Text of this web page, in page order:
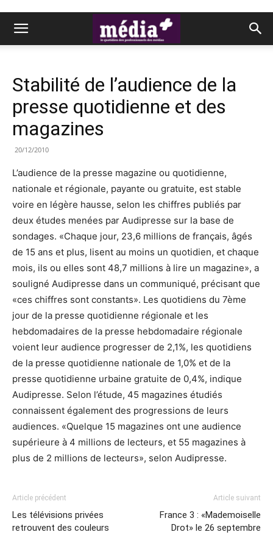
Stabilité de l’audience de la
presse quotidienne et des
magazines
20/12/2010
L’audience de la presse magazine ou quotidienne,
nationale et régionale, payante ou gratuite, est stable
voire en légère hausse, selon les chiffres publiés par
deux études menées par Audipresse sur la base de
sondages. «Chaque jour, 23,6 millions de français, âgés
de 15 ans et plus, lisent au moins un quotidien, et chaque
mois, ils ou elles sont 48,7 millions à lire un magazine», a
souligné Audipresse dans un communiqué, précisant que
«ces chiffres sont constants». Les quotidiens du 7ème
jour de la presse quotidienne régionale et les
hebdomadaires de la presse hebdomadaire régionale
voient leur audience progresser de 2,1%, les quotidiens
de la presse quotidienne nationale de 1,0% et de la
presse quotidienne urbaine gratuite de 0,4%, indique
Audipresse. Selon l’étude, 45 magazines étudiés
connaissent également des progressions de leurs
audiences. «Quelque 15 magazines ont une audience
supérieure à 4 millions de lecteurs, et 55 magazines à
plus de 2 millions de lecteurs», selon Audipresse.
Article précédent
Les télévisions privées
retrouvent des couleurs
Article suivant
France 3 : «Mademoiselle
Drot» le 26 septembre